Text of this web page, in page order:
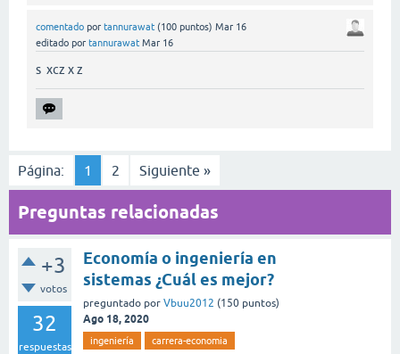
comentado por tannurawat (100 puntos) Mar 16
editado por tannurawat Mar 16
s xcz x z
Página: 1 2 Siguiente »
Preguntas relacionadas
+3
votos
32
respuestas
Economía o ingeniería en
sistemas ¿Cuál es mejor?
preguntado por Vbuu2012 (150 puntos)
Ago 18, 2020
ingeniería carrera-economia